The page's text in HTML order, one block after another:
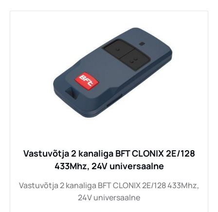
Vastuvõtja 2 kanaliga BFT CLONIX 2E/128
433Mhz, 24V universaalne
Vastuvõtja 2 kanaliga BFT CLONIX 2E/128 433Mhz,
24V universaalne